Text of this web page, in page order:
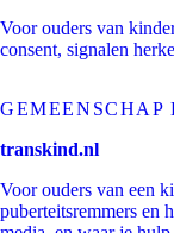
Voor ouders van
consent, signalen
GEMEENSCHAP
transkind.nl
Voor ouders van een
puberteitsremmers en